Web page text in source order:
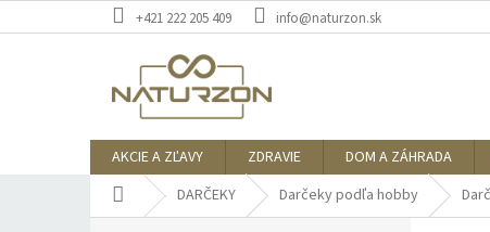
na
+421 222 205 409 info@naturzon.sk
AKCIE A ZĽAVY ZDRAVIE DOM A ZÁHRADA
DomovDARČEKY Darčeky podľa hobby